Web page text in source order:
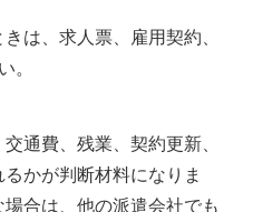
は、求人票、雇用契約、
。
通費、残業、契約更新、
かが判断材料になりま
合は、他の派遣会社でも